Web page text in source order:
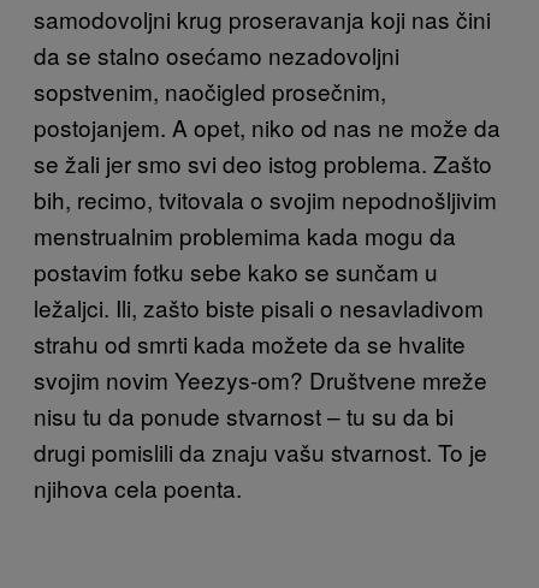
samodovoljni krug proseravanja koji nas čini
da se stalno osećamo nezadovoljni
sopstvenim, naočigled prosečnim,
postojanjem. A opet, niko od nas ne može da
se žali jer smo svi deo istog problema. Zašto
bih, recimo, tvitovala o svojim nepodnošljivim
menstrualnim problemima kada mogu da
postavim fotku sebe kako se sunčam u
ležaljci. Ili, zašto biste pisali o nesavladivom
strahu od smrti kada možete da se hvalite
svojim novim Yeezys-om? Društvene mreže
nisu tu da ponude stvarnost – tu su da bi
drugi pomislili da znaju vašu stvarnost. To je
njihova cela poenta.